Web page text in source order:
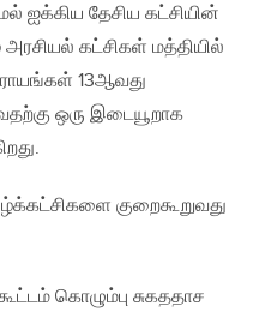
ஐக்கிய தேசிய கட்சியின்
கட்சிகள் மத்தியில்
13ஆவது
ஒரு இடையூறாக
குறைகூறுவது
கொழும்பு சுகததாச